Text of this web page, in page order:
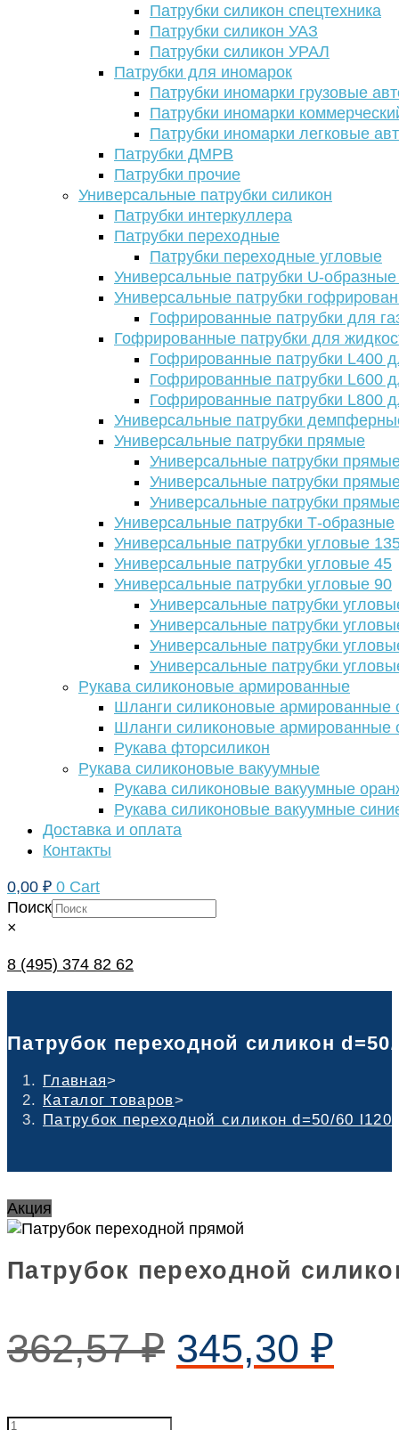
Патрубки силикон спецтехника
Патрубки силикон УАЗ
Патрубки силикон УРАЛ
Патрубки для иномарок
Патрубки иномарки грузовые
Патрубки иномарки
Патрубки иномарки легковые
Патрубки ДМРВ
Патрубки прочие
Универсальные патрубки силикон
Патрубки интеркуллера
Патрубки переходные
Патрубки переходные угловые
Универсальные патрубки U-
Универсальные патрубки
Гофрированные патрубки для
Гофрированные патрубки для
Гофрированные патрубки L400
Гофрированные патрубки L600
Гофрированные патрубки L800
Универсальные патрубки
Универсальные патрубки прямые
Универсальные патрубки
Универсальные патрубки
Универсальные патрубки
Универсальные патрубки Т-образные
Универсальные патрубки угловые
Универсальные патрубки угловые 45
Универсальные патрубки угловые 90
Универсальные патрубки
Универсальные патрубки
Универсальные патрубки
Универсальные патрубки
Рукава силиконовые армированные
Шланги силиконовые армированные
Шланги силиконовые армированные
Рукава фторсиликон
Рукава силиконовые вакуумные
Рукава силиконовые вакуумные
Рукава силиконовые вакуумные
Доставка и оплата
Контакты
0,00 ₽ 0 Cart
Поиск
×
8 (495) 374 82 62
Патрубок переходной силикон
Главная>
Каталог товаров>
Патрубок переходной силикон d=50/60 l120
Акция
Патрубок переходной
362,57₽ 345,30 ₽
Патрубок